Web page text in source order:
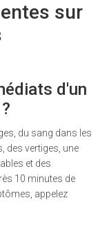
sur
d'un
du sang dans les
des vertiges, une
et des
10 minutes de
appelez